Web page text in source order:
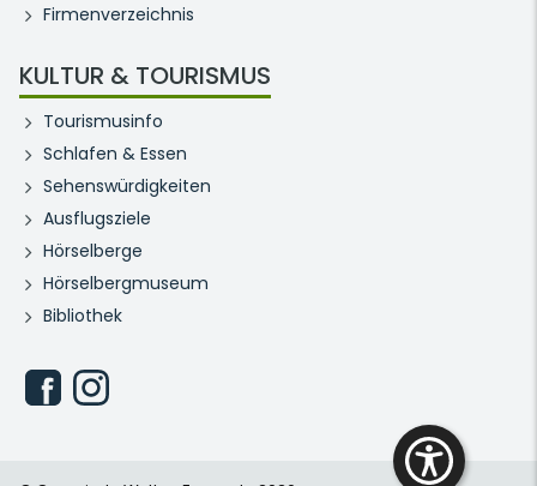
Firmenverzeichnis
KULTUR & TOURISMUS
Tourismusinfo
Schlafen & Essen
Sehenswürdigkeiten
Ausflugsziele
Hörselberge
Hörselbergmuseum
Bibliothek